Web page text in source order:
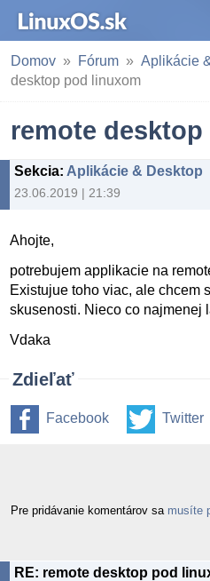
Domov Fórum Aplikácie
desktop pod linuxom
remote
Sekcia: Aplikácie & Desktop
23.06.2019 | 21:39
Ahojte,
potrebujem applikacie na
Existujue toho viac, ale chcem
skusenosti. Nieco co najmenej
Vdaka
Zdieľať
Facebook Twitter
Pre pridávanie komentárov sa musíte
RE: remote desktop pod